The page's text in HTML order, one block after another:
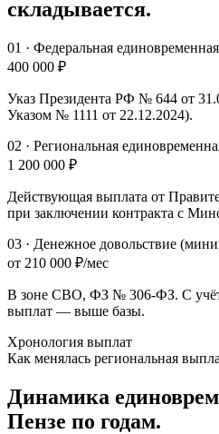
складывается.
01 · Федеральная единовременная
400 000 ₽
Указ Президента РФ № 644 от
Указом № 1111 от 22.12.2024).
02 · Региональная
1 200 000 ₽
Действующая выплата от
при заключении контракта с
03 · Денежное довольствие
от 210 000 ₽/мес
В зоне СВО, ФЗ № 306-ФЗ. С
выплат — выше базы.
Хронология выплат
Как менялась региональная
Динамика
Пензе по годам.